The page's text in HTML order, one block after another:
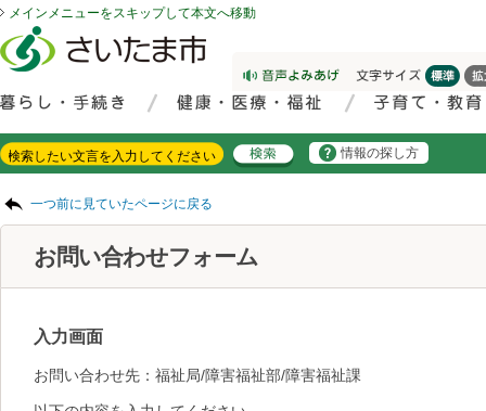
メインメニューをスキップして本文へ移動
情報の探し方
一つ前に見ていたページに戻る
お問い合わせフォーム
入力画面
お問い合わせ先：福祉局/障害福祉部/障害福祉課